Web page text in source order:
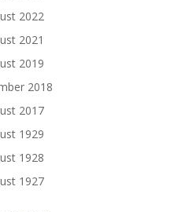
2022
2021
2019
2018
2017
1929
1928
1927